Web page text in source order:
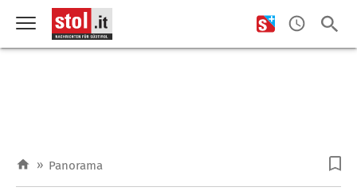
» Panorama